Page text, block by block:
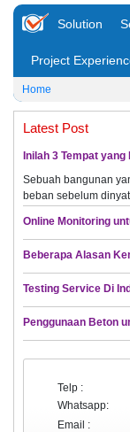
Solution
Project
Home
Latest Post
Inilah 3 Tempat
Sebuah bangunan
beban sebelum
Online Monitoring
Beberapa Alasan
Testing Service Di
Penggunaan Beton
Telp :
Whatsapp:
Email :